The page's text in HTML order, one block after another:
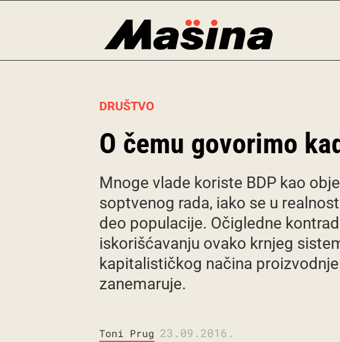
DRUŠTVO
O čemu govorimo
Mnoge vlade koriste BDP kao
soptvenog rada, iako se u
deo populacije. Očigledne
iskorišćavanju ovako krnjeg
kapitalističkog načina
zanemaruje.
Toni Prug 23.09.2016.